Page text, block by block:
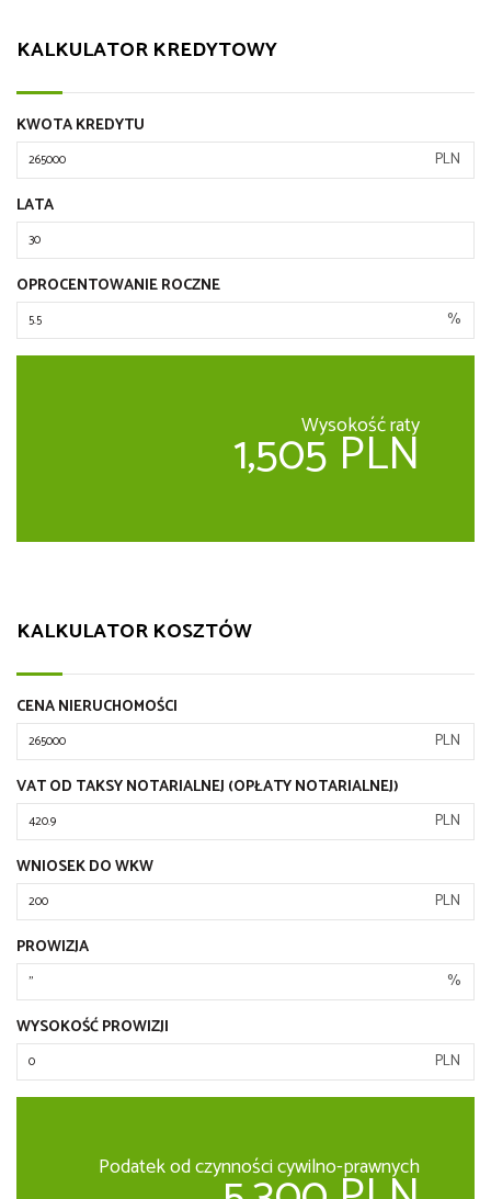
KALKULATOR KREDYTOWY
KWOTA KREDYTU
PLN
LATA
OPROCENTOWANIE ROCZNE
%
Wysokość raty
1,505 PLN
KALKULATOR KOSZTÓW
CENA NIERUCHOMOŚCI
PLN
VAT OD TAKSY NOTARIALNEJ (OPŁATY NOTARIALNEJ)
PLN
WNIOSEK DO WKW
PLN
PROWIZJA
%
WYSOKOŚĆ PROWIZJI
PLN
Podatek od czynności cywilno-prawnych